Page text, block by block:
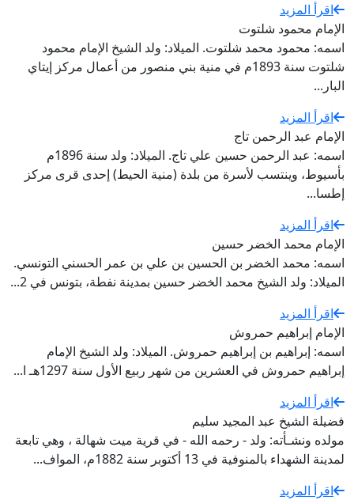
اقرأ المزيد
الإمام محمود شلتوت
اسمه: محمود محمد شلتوت. الميلاد: ولد الشيخ الإمام محمود
شلتوت سنة 1893م في منية بني منصور من أعمال مركز إيتاي
البار...
اقرأ المزيد
الإمام عبد الرحمن تاج
اسمه: عبد الرحمن حسين علي تاج. الميلاد: ولد سنة 1896م
بأسيوط، وينتسب لأسرة من بلدة (منية الحيط) إحدى قرى مركز
إطسا...
اقرأ المزيد
الإمام محمد الخضر حسين
اسمه: محمد الخضر بن الحسين بن علي بن عمر الحسني التونسي.
الميلاد: ولد الشيخ محمد الخضر حسين بمدينة نفطة، بتونس في 2...
اقرأ المزيد
الإمام إبراهيم حمروش
اسمه: إبراهيم بن إبراهيم حمروش. الميلاد: ولد الشيخ الإمام
إبراهيم حمروش في العشرين من شهر ربيع الأول سنة 1297هـ ا...
اقرأ المزيد
فضيلة الشيخ عبد المجيد سليم
مولده ونشـأته: ولد - رحمه الله - في قرية ميت شهالة ، وهي تابعة
لمدينة الشهداء بالمنوفية في 13 أكتوبر سنة 1882م، المواف...
اقرأ المزيد